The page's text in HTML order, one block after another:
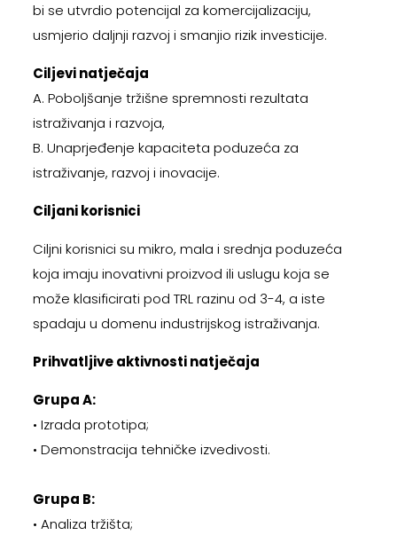
bi se utvrdio potencijal za komercijalizaciju,
usmjerio daljnji razvoj i smanjio rizik investicije.
Ciljevi natječaja
A. Poboljšanje tržišne spremnosti rezultata
istraživanja i razvoja,
B. Unaprjeđenje kapaciteta poduzeća za
istraživanje, razvoj i inovacije.
Ciljani korisnici
Ciljni korisnici su mikro, mala i srednja poduzeća
koja imaju inovativni proizvod ili uslugu koja se
može klasificirati pod TRL razinu od 3-4, a iste
spadaju u domenu industrijskog istraživanja.
Prihvatljive aktivnosti natječaja
Grupa A:
• Izrada prototipa;
• Demonstracija tehničke izvedivosti.
Grupa B:
• Analiza tržišta;